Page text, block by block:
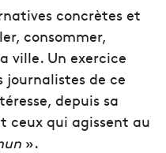
concrètes et
consommer,
ville. Un exercice
journalistes de ce
depuis sa
ceux qui agissent au
».